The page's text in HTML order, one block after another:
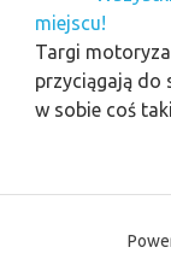
miejscu!
Targi
przyciągają do
w sobie coś